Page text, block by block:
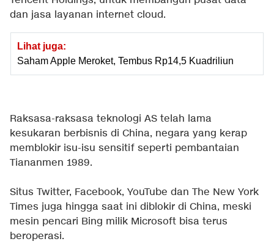
dan jasa layanan internet cloud.
Lihat juga:
Saham Apple Meroket, Tembus Rp14,5 Kuadriliun
Raksasa-raksasa teknologi AS telah lama
kesukaran berbisnis di China, negara yang kerap
memblokir isu-isu sensitif seperti pembantaian
Tiananmen 1989.
Situs Twitter, Facebook, YouTube dan The New York
Times juga hingga saat ini diblokir di China, meski
mesin pencari Bing milik Microsoft bisa terus
beroperasi.